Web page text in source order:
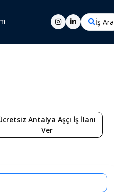
İş Ara
Antalya Aşçı İş İlanı
Ver